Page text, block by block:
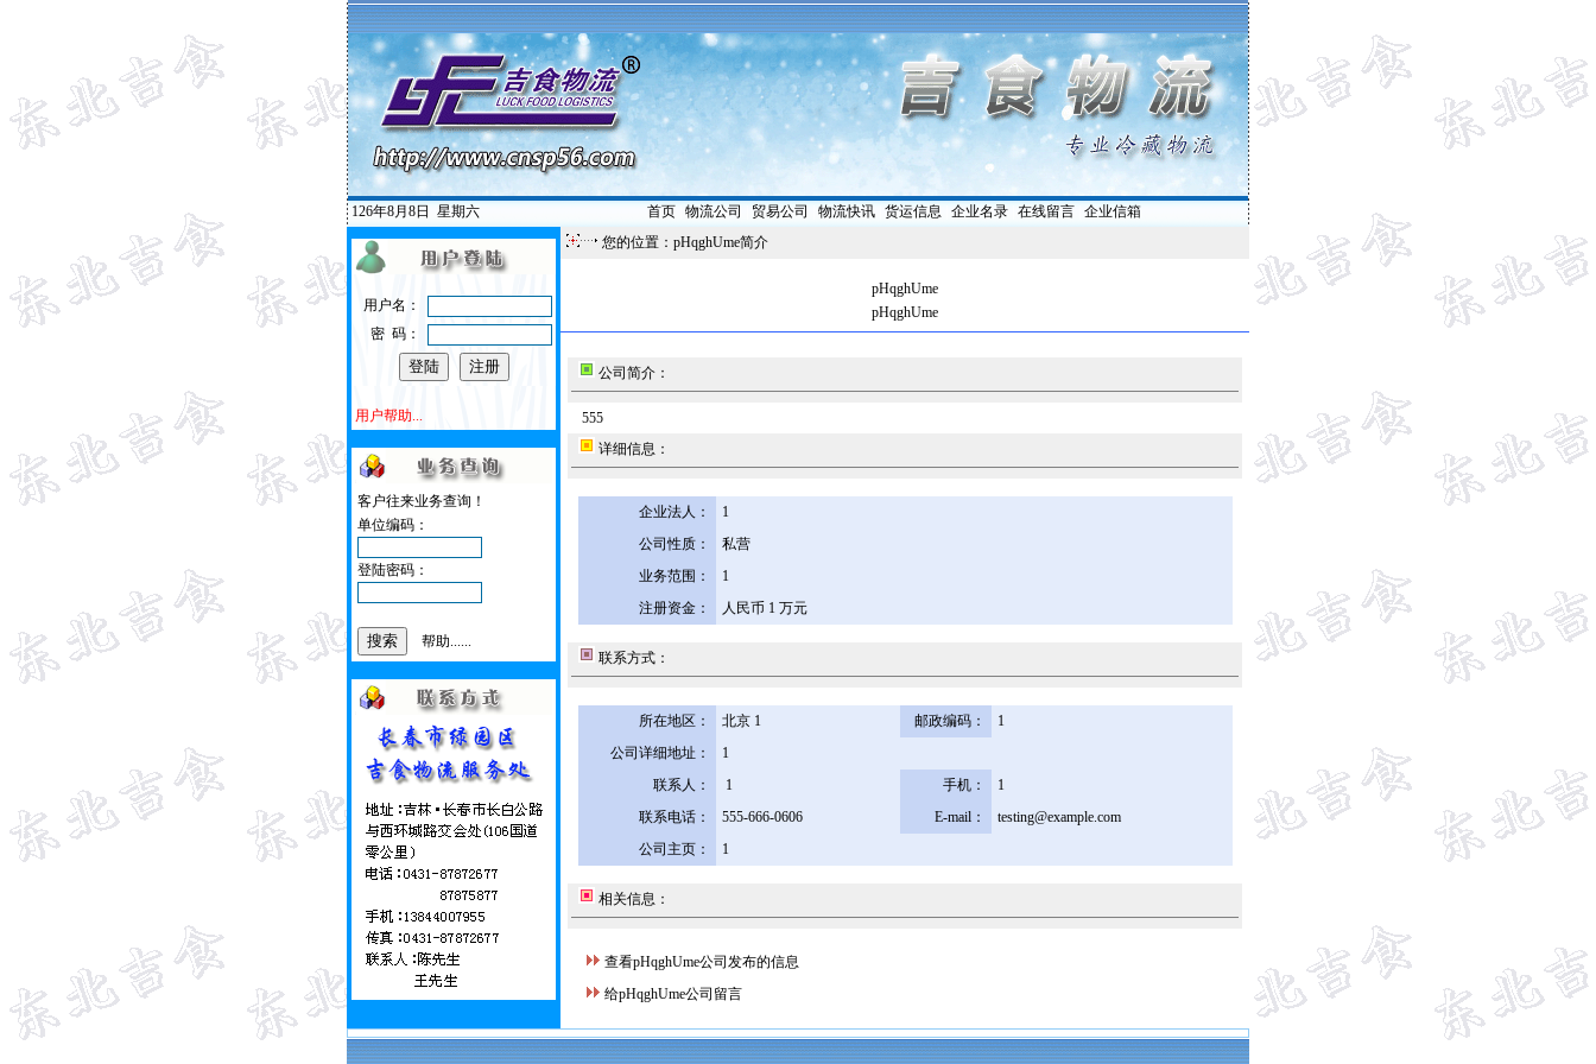
126年8月8日 星期六 首页| 物流公司 贸易公司 物流快讯| 货运信息 企业名录| 在线留言| 企业信箱
用户名：
密 码：
用户帮助...
客户往来业务查询！
单位编码：
登陆密码：
帮助......
您的位置：pHqghUme简介
pHqghUme
pHqghUme
公司简介：
555
详细信息：
企业法人：
1
公司性质：
私营
业务范围：
1
注册资金：
人民币 1 万元
联系方式：
所在地区： 北京 1 邮政编码：
1
公司详细地址：
1
联系人：
1 手机：
1
联系电话：
555-666-0606 E-mail：
testing@example.com
公司主页：
1
相关信息：
查看pHqghUme公司发布的信息
给pHqghUme公司留言